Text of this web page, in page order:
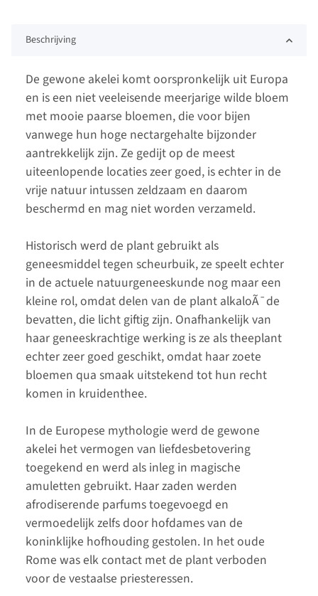
Beschrijving
De gewone akelei komt oorspronkelijk uit Europa
en is een niet veeleisende meerjarige wilde bloem
met mooie paarse bloemen, die voor bijen
vanwege hun hoge nectargehalte bijzonder
aantrekkelijk zijn. Ze gedijt op de meest
uiteenlopende locaties zeer goed, is echter in de
vrije natuur intussen zeldzaam en daarom
beschermd en mag niet worden verzameld.
Historisch werd de plant gebruikt als
geneesmiddel tegen scheurbuik, ze speelt echter
in de actuele natuurgeneeskunde nog maar een
kleine rol, omdat delen van de plant alkaloÃ¯de
bevatten, die licht giftig zijn. Onafhankelijk van
haar geneeskrachtige werking is ze als theeplant
echter zeer goed geschikt, omdat haar zoete
bloemen qua smaak uitstekend tot hun recht
komen in kruidenthee.
In de Europese mythologie werd de gewone
akelei het vermogen van liefdesbetovering
toegekend en werd als inleg in magische
amuletten gebruikt. Haar zaden werden
afrodiserende parfums toegevoegd en
vermoedelijk zelfs door hofdames van de
koninklijke hofhouding gestolen. In het oude
Rome was elk contact met de plant verboden
voor de vestaalse priesteressen.